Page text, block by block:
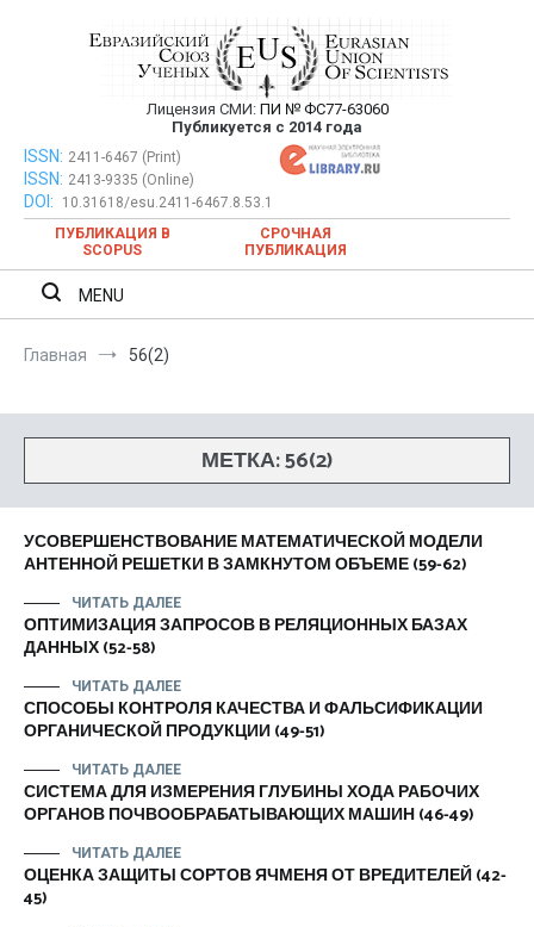
Евразийский Союз Ученых —
публикация научных статей в
ежемесячном научном журнале
Лицензия СМИ: ПИ № ФС77-63060
Публикуется с 2014 года
Евразийский Союз Ученых — публикация научных статей в
ежемесячном научном журнале
ISSN: 2411-6467 (Print)
ISSN: 2413-9335 (Online)
DOI:
10.31618/esu.2411-6467.8.53.1
ПУБЛИКАЦИЯ В
SCOPUS
СРОЧНАЯ
ПУБЛИКАЦИЯ
MENU
Главная 56(2)
МЕТКА:56(2)
УСОВЕРШЕНСТВОВАНИЕ МАТЕМАТИЧЕСКОЙ МОДЕЛИ
АНТЕННОЙ РЕШЕТКИ В ЗАМКНУТОМ ОБЪЕМЕ (59-62)
ЧИТАТЬ ДАЛЕЕ
ОПТИМИЗАЦИЯ ЗАПРОСОВ В РЕЛЯЦИОННЫХ БАЗАХ
ДАННЫХ (52-58)
ЧИТАТЬ ДАЛЕЕ
СПОСОБЫ КОНТРОЛЯ КАЧЕСТВА И ФАЛЬСИФИКАЦИИ
ОРГАНИЧЕСКОЙ ПРОДУКЦИИ (49-51)
ЧИТАТЬ ДАЛЕЕ
СИСТЕМА ДЛЯ ИЗМЕРЕНИЯ ГЛУБИНЫ ХОДА РАБОЧИХ
ОРГАНОВ ПОЧВООБРАБАТЫВАЮЩИХ МАШИН (46-49)
ЧИТАТЬ ДАЛЕЕ
ОЦЕНКА ЗАЩИТЫ СОРТОВ ЯЧМЕНЯ ОТ ВРЕДИТЕЛЕЙ (42-
45)